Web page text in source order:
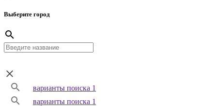
Выберите город
варианты поиска 1
варианты поиска 1